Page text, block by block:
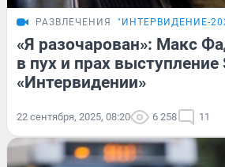
РАЗВЛЕЧЕНИЯ "ИНТЕРВИДЕНИЕ-
«Я разочарован»: Макс
в пух и прах выступление
«Интервидении»
22 сентября, 2025, 08:20 6 258 11